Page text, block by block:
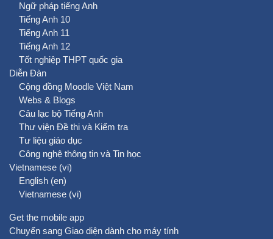
Ngữ pháp tiếng Anh
Tiếng Anh 10
Tiếng Anh 11
Tiếng Anh 12
Tốt nghiệp THPT quốc gia
Diễn Đàn
Cộng đồng Moodle Việt Nam
Webs & Blogs
Câu lạc bộ Tiếng Anh
Thư viện Đề thi và Kiểm tra
Tư liệu giáo dục
Công nghệ thông tin và Tin học
Vietnamese ‎(vi)‎
English ‎(en)‎
Vietnamese ‎(vi)‎
Get the mobile app
Chuyển sang Giao diện dành cho máy tính